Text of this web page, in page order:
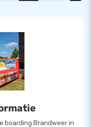
boarding Brandweer in